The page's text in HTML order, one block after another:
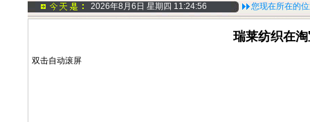
2026年8月6日 星期四 11:24:56 您现在所在的
瑞莱纺织在
双击自动滚屏